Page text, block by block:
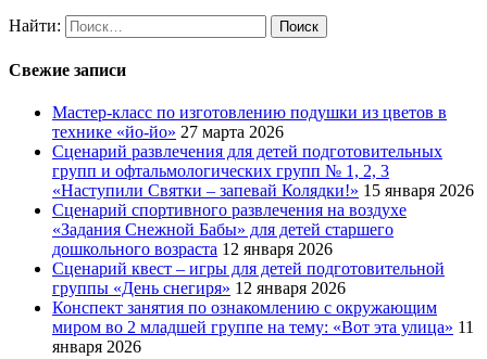
Найти:
Свежие записи
Мастер-класс по изготовлению подушки из цветов в
технике «йо-йо» 27 марта 2026
Сценарий развлечения для детей подготовительных
групп и офтальмологических групп № 1, 2, 3
«Наступили Святки – запевай Колядки!» 15 января 2026
Сценарий спортивного развлечения на воздухе
«Задания Снежной Бабы» для детей старшего
дошкольного возраста 12 января 2026
Сценарий квест – игры для детей подготовительной
группы «День снегиря» 12 января 2026
Конспект занятия по ознакомлению с окружающим
миром во 2 младшей группе на тему: «Вот эта улица» 11
января 2026